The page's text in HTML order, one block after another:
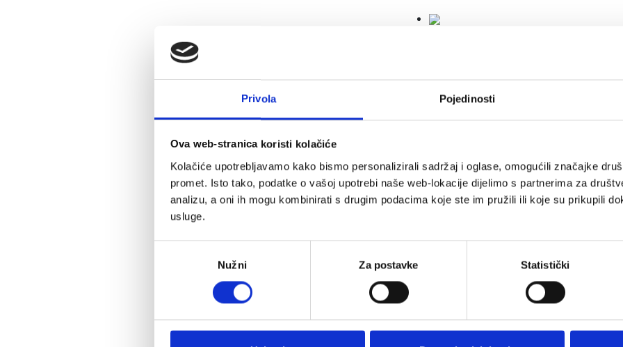
Privola Pojedinosti
Ova web-stranica koristi kolačiće
Kolačiće upotrebljavamo kako bismo personalizirali sadržaj i oglase, omogućili značajke
promet. Isto tako, podatke o vašoj upotrebi naše web-lokacije dijelimo s partnerima za
analizu, a oni ih mogu kombinirati s drugim podacima koje ste im pružili ili koje su prikupili
usluge.
Nužni Za postavke Statistički